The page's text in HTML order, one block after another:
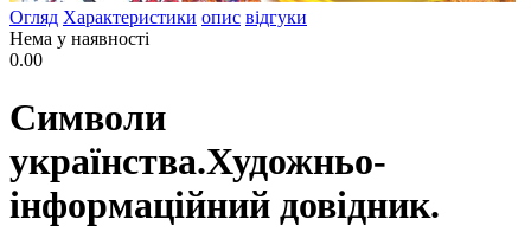
Огляд Характеристики опис відгуки
Нема у наявності
0.00
Символи
українства.Художньо-
інформаційний довідник.